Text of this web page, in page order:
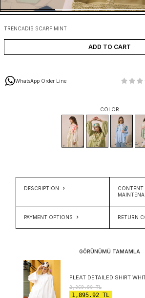
TRENCADIS SCARF MINT
ADD TO CART
WhatsApp Order Line
COLOR
DESCRIPTION
CONTENT
PAYMENT OPTIONS RETURN
GÖRÜNÜMÜ TAMAMLA
PLEAT DETAILED SHIRT
2,369.90TL
1,895.92 TL